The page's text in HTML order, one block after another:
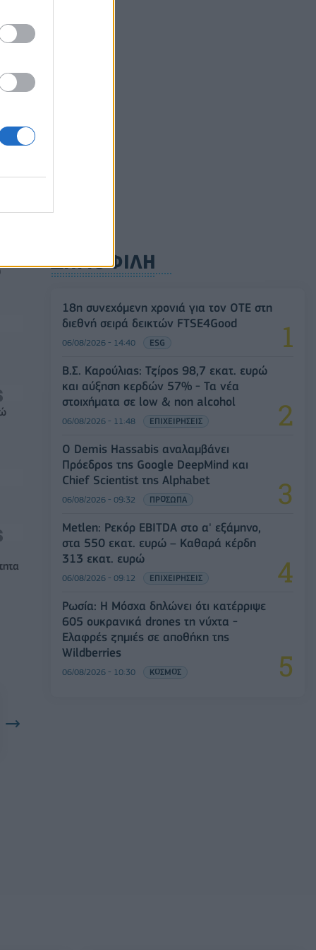
ΔΗΜΟΦΙΛΗ
18η συνεχόμενη χρονιά για τον ΟΤΕ στη
διεθνή σειρά δεικτών FTSE4Good
06/08/2026 - 14:40 ESG
Β.Σ. Καρούλιας: Τζίρος 98,7 εκατ. ευρώ
και αύξηση κερδών 57% - Τα νέα
στοιχήματα σε low & non alcohol
06/08/2026 - 11:48 ΕΠΙΧΕΙΡΗΣΕΙΣ
Ο Demis Hassabis αναλαμβάνει
Πρόεδρος της Google DeepMind και
Chief Scientist της Alphabet
06/08/2026 - 09:32 ΠΡΟΣΩΠΑ
Metlen: Ρεκόρ EBITDA στο α' εξάμηνο,
στα 550 εκατ. ευρώ – Καθαρά κέρδη
313 εκατ. ευρώ
06/08/2026 - 09:12 ΕΠΙΧΕΙΡΗΣΕΙΣ
Ρωσία: Η Μόσχα δηλώνει ότι κατέρριψε
605 ουκρανικά drones τη νύχτα -
Ελαφρές ζημιές σε αποθήκη της
Wildberries
06/08/2026 - 10:30 ΚΟΣΜΟΣ